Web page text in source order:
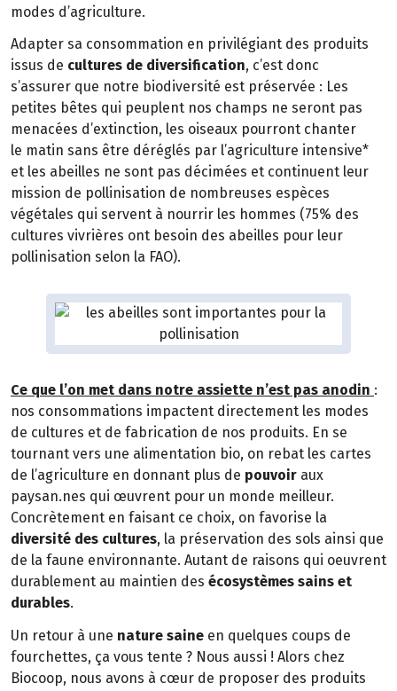
modes d’agriculture.
Adapter sa consommation en privilégiant des produits
issus de cultures de diversification, c’est donc
s’assurer que notre biodiversité est préservée : Les
petites bêtes qui peuplent nos champs ne seront pas
menacées d’extinction, les oiseaux pourront chanter
le matin sans être déréglés par l’agriculture intensive*
et les abeilles ne sont pas décimées et continuent leur
mission de pollinisation de nombreuses espèces
végétales qui servent à nourrir les hommes (75% des
cultures vivrières ont besoin des abeilles pour leur
pollinisation selon la FAO).
Ce que l’on met dans notre assiette n’est pas anodin :
nos consommations impactent directement les modes
de cultures et de fabrication de nos produits. En se
tournant vers une alimentation bio, on rebat les cartes
de l’agriculture en donnant plus de pouvoir aux
paysan.nes qui œuvrent pour un monde meilleur.
Concrètement en faisant ce choix, on favorise la
diversité des cultures, la préservation des sols ainsi que
de la faune environnante. Autant de raisons qui oeuvrent
durablement au maintien des écosystèmes sains et
durables.
Un retour à une nature saine en quelques coups de
fourchettes, ça vous tente ? Nous aussi ! Alors chez
Biocoop, nous avons à cœur de proposer des produits